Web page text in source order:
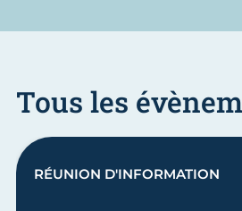
Tous les
RÉUNION D'INFORMATION